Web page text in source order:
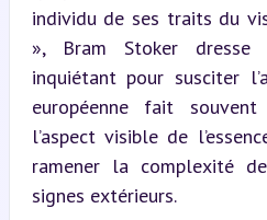
individu de ses traits du
», Bram Stoker dresse
inquiétant pour susciter
européenne fait
l’aspect visible de
ramener la complexité
signes extérieurs.